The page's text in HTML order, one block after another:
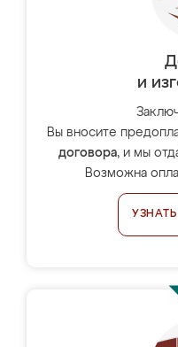
и
Вы вносите
договора, и мы
Возможна